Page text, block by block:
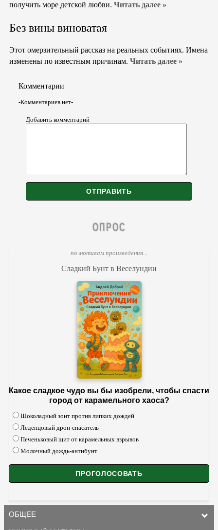
получить море детской любви. Читать далее »
Без вины виноватая
Этот омерзительный рассказ на реальных событиях. Имена
изменены по известным причинам. Читать далее »
Комментарии
-Комментариев нет-
Добавить комментарий
ОПРОС
по мотивам произведения...
Сладкий Бунт в Веселундии
Какое сладкое чудо вы бы изобрели, чтобы спасти
город от карамельного хаоса?
Шоколадный зонт против липких дождей
Леденцовый дрон-спасатель
Печеньковый щит от карамельных взрывов
Молочный дождь-антибунт
ОБЩЕЕ